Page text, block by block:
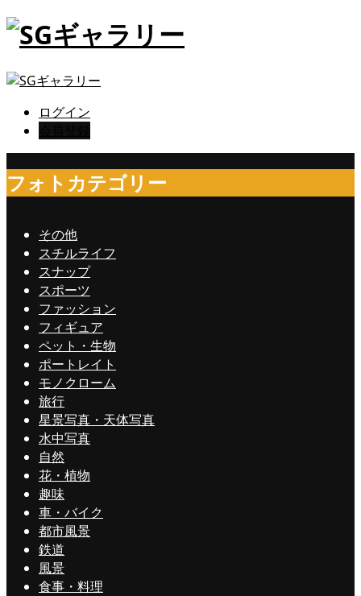
ログイン
フォトカテゴリー
その他
スチルライフ
スナップ
スポーツ
ファッション
フィギュア
ペット・生物
ポートレイト
モノクローム
旅行
星景写真・天体写真
水中写真
自然
花・植物
趣味
車・バイク
都市風景
鉄道
風景
食事・料理